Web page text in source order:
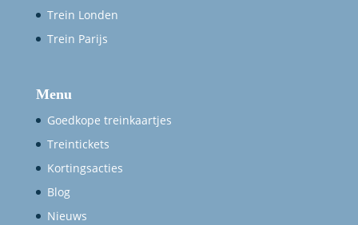
Trein Londen
Trein Parijs
Menu
Goedkope treinkaartjes
Treintickets
Kortingsacties
Blog
Nieuws